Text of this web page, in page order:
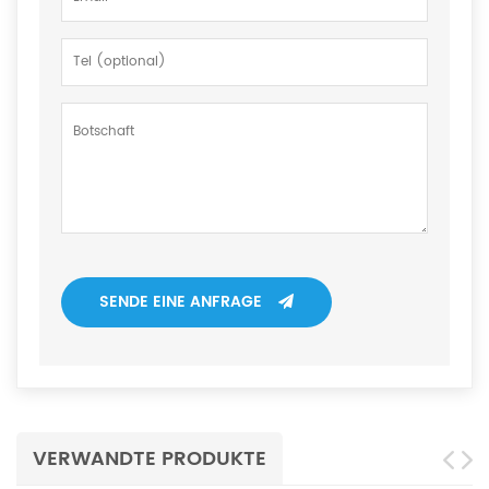
SENDE EINE ANFRAGE
VERWANDTE PRODUKTE